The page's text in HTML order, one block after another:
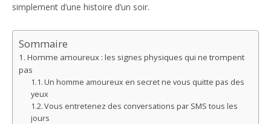
simplement d’une histoire d’un soir.
Sommaire
Homme amoureux : les signes physiques qui ne trompent
pas
Un homme amoureux en secret ne vous quitte pas des
yeux
Vous entretenez des conversations par SMS tous les
jours